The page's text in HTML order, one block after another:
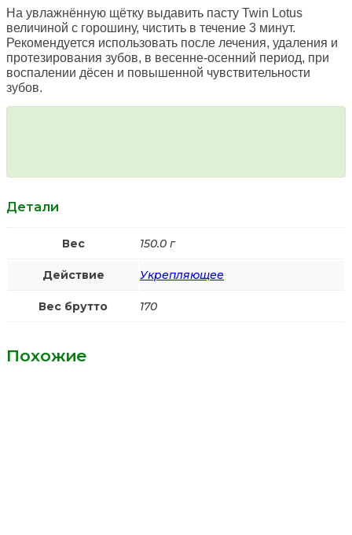
На увлажнённую щётку выдавить пасту Twin Lotus
величиной с горошину, чистить в течение 3 минут.
Рекомендуется использовать после лечения, удаления и
протезирования зубов, в весенне-осенний период, при
воспалении дёсен и повышенной чувствительности
зубов.
Детали
Вес 150.0 г
Действие Укрепляющее
Вес брутто 170
Похожие